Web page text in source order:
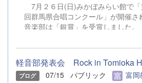
7月２６日(日)みかぼみらい館で「
回群馬県合唱コンクール」が開催さ
音楽部は「銀賞」を受賞しました
らず、美しいハーモニーと楽しそう
勢を各方面からお褒めいただきまし
んの声援を励みに、今後も心に響く
けられるよう精進いたします。
ブログ 07/15 パブリック 富岡